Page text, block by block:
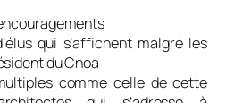
qui s’affichent malgré les
du Cnoa
comme celle de cette